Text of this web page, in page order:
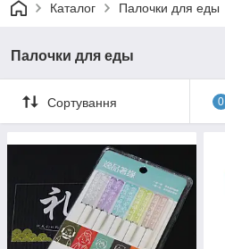
Каталог Палочки для еды
Палочки для еды
Сортування 0